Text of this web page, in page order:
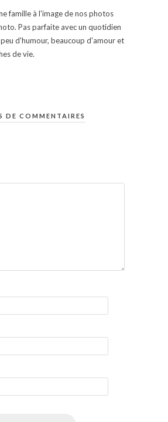
famille à l'image de nos photos
Pas parfaite avec un quotidien
d'humour, beaucoup d'amour et
de vie.
DE COMMENTAIRES